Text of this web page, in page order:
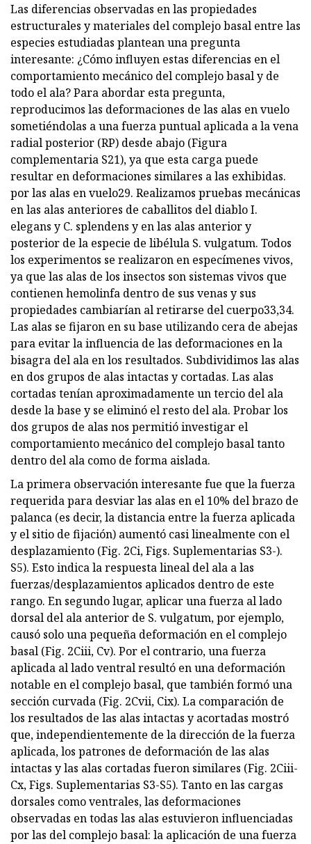
Las diferencias observadas en las propiedades
estructurales y materiales del complejo basal entre las
especies estudiadas plantean una pregunta
interesante: ¿Cómo influyen estas diferencias en el
comportamiento mecánico del complejo basal y de
todo el ala? Para abordar esta pregunta,
reproducimos las deformaciones de las alas en vuelo
sometiéndolas a una fuerza puntual aplicada a la vena
radial posterior (RP) desde abajo (Figura
complementaria S21), ya que esta carga puede
resultar en deformaciones similares a las exhibidas.
por las alas en vuelo29. Realizamos pruebas mecánicas
en las alas anteriores de caballitos del diablo I.
elegans y C. splendens y en las alas anterior y
posterior de la especie de libélula S. vulgatum. Todos
los experimentos se realizaron en especímenes vivos,
ya que las alas de los insectos son sistemas vivos que
contienen hemolinfa dentro de sus venas y sus
propiedades cambiarían al retirarse del cuerpo33,34.
Las alas se fijaron en su base utilizando cera de abejas
para evitar la influencia de las deformaciones en la
bisagra del ala en los resultados. Subdividimos las alas
en dos grupos de alas intactas y cortadas. Las alas
cortadas tenían aproximadamente un tercio del ala
desde la base y se eliminó el resto del ala. Probar los
dos grupos de alas nos permitió investigar el
comportamiento mecánico del complejo basal tanto
dentro del ala como de forma aislada.
La primera observación interesante fue que la fuerza
requerida para desviar las alas en el 10% del brazo de
palanca (es decir, la distancia entre la fuerza aplicada
y el sitio de fijación) aumentó casi linealmente con el
desplazamiento (Fig. 2Ci, Figs. Suplementarias S3-).
S5). Esto indica la respuesta lineal del ala a las
fuerzas/desplazamientos aplicados dentro de este
rango. En segundo lugar, aplicar una fuerza al lado
dorsal del ala anterior de S. vulgatum, por ejemplo,
causó solo una pequeña deformación en el complejo
basal (Fig. 2Ciii, Cv). Por el contrario, una fuerza
aplicada al lado ventral resultó en una deformación
notable en el complejo basal, que también formó una
sección curvada (Fig. 2Cvii, Cix). La comparación de
los resultados de las alas intactas y acortadas mostró
que, independientemente de la dirección de la fuerza
aplicada, los patrones de deformación de las alas
intactas y las alas cortadas fueron similares (Fig. 2Ciii-
Cx, Figs. Suplementarias S3-S5). Tanto en las cargas
dorsales como ventrales, las deformaciones
observadas en todas las alas estuvieron influenciadas
por las del complejo basal: la aplicación de una fuerza